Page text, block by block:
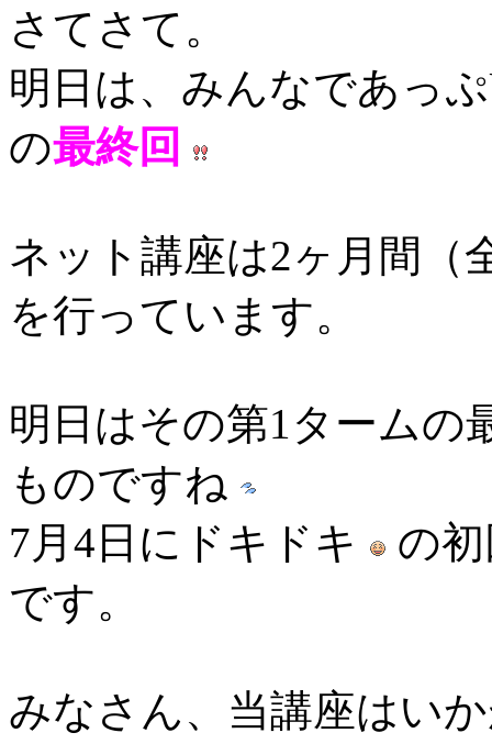
さてさて。
明日は、みんなであっ
の最終回
ネット講座は2ヶ月間（
を行っています。
明日はその第1ターム
ものですね
7月4日にドキドキ
の
です。
みなさん、当講座はい